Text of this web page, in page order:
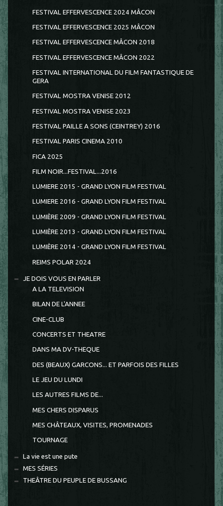
FESTIVAL EFFERVESCENCE 2024 MÂCON
FESTIVAL EFFERVESCENCE 2025 MÂCON
FESTIVAL EFFERVESCENCE MÂCON 2018
FESTIVAL EFFERVESCENCE MÂCON 2022
FESTIVAL INTERNATIONAL DU FILM FANTASTIQUE DE
GERA
FESTIVAL MOSTRA VENISE 2012
FESTIVAL MOSTRA VENISE 2023
FESTIVAL PAILLE A SONS (CEINTREY) 2016
FESTIVAL PARIS CINEMA 2010
FICA 2025
FILM NOIR...FESTIVAL...2016
LUMIERE 2015 - GRAND LYON FILM FESTIVAL
LUMIERE 2016 - GRAND LYON FILM FESTIVAL
LUMIÈRE 2009 - GRAND LYON FILM FESTIVAL
LUMIÈRE 2013 - GRAND LYON FILM FESTIVAL
LUMIÈRE 2014 - GRAND LYON FILM FESTIVAL
REIMS POLAR 2024
JE DOIS VOUS EN PARLER
A LA TELEVISION
BILAN DE L'ANNEE
CINE-CLUB
CONCERTS ET THEATRE
DANS MA DV-THEQUE
DES (BEAUX) GARCONS... ET PARFOIS DES FILLES
LE JEU DU LUNDI
LES AUTRES FILMS DE...
MES CHERS DISPARUS
MES CHÂTEAUX, VISITES, PROMENADES
TOURNAGE
La vie est une pute
MES SÉRIES
THEÂTRE DU PEUPLE DE BUSSANG